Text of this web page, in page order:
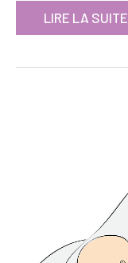
LIRE LA SUITE